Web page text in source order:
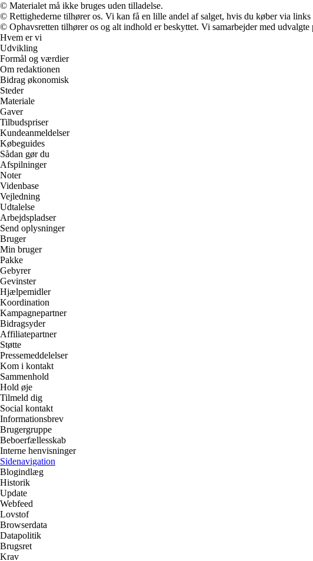
© Materialet må ikke bruges uden tilladelse.
© Rettighederne tilhører os. Vi kan få en lille andel af salget, hvis du køber via links
© Ophavsretten tilhører os og alt indhold er beskyttet. Vi samarbejder med
Hvem er vi
Udvikling
Formål og værdier
Om redaktionen
Bidrag økonomisk
Steder
Materiale
Gaver
Tilbudspriser
Kundeanmeldelser
Købeguides
Sådan gør du
Afspilninger
Noter
Videnbase
Vejledning
Udtalelse
Arbejdspladser
Send oplysninger
Bruger
Min bruger
Pakke
Gebyrer
Gevinster
Hjælpemidler
Koordination
Kampagnepartner
Bidragsyder
Affiliatepartner
Støtte
Pressemeddelelser
Kom i kontakt
Sammenhold
Hold øje
Tilmeld dig
Social kontakt
Informationsbrev
Brugergruppe
Beboerfællesskab
Interne henvisninger
Sidenavigation
Blogindlæg
Historik
Update
Webfeed
Lovstof
Browserdata
Datapolitik
Brugsret
Krav